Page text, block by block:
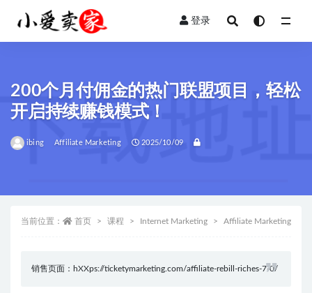
登录
200个月付佣金的热门联盟项目，轻松
开启持续赚钱模式！
ibing Affiliate Marketing 2025/10/09
当前位置： 首页 课程 Internet Marketing Affiliate Marketing
销售页面：hXXps://ticketymarketing.com/affiliate-rebill-riches-7-0/